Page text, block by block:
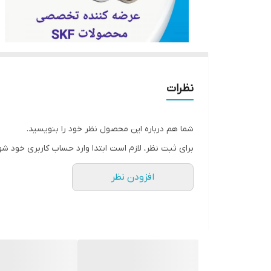
نظرات
شما هم درباره این محصول نظر خود را بنویسید.
برای ثبت نظر، لازم است ابتدا وارد حساب کاربری خود
افزودن نظر